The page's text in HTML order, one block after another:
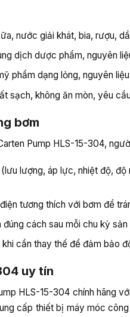
nước giải khát, bia, rượu,
dịch dược phẩm, nguyên
phẩm dạng lỏng, nguyên
sạch, không ăn mòn, yêu
bơm
Pump HLS-15-304,
lượng, áp lực, nhiệt độ,
tương thích với bơm để
cách sau mỗi chu kỳ
cần thay thế để đảm bảo
uy tín
HLS-15-304 chính hãng
cấp thiết bị máy móc